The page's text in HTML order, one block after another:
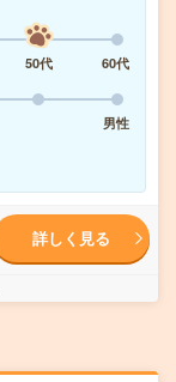
50代
60代
男性
詳しく見る